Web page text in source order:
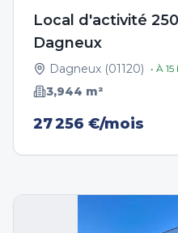
Local d'activité
Dagneux
Dagneux (01120) • À 15
3,944 m²
27 256 €/mois